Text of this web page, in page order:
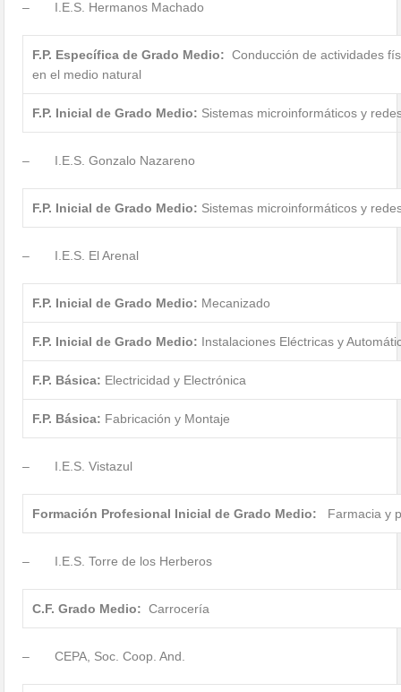
– I.E.S. Hermanos Machado
F.P. Específica de Grado Medio: Conducción de actividades
en el medio natural
F.P. Inicial de Grado Medio: Sistemas microinformáticos y
– I.E.S. Gonzalo Nazareno
F.P. Inicial de Grado Medio: Sistemas microinformáticos y
– I.E.S. El Arenal
F.P. Inicial de Grado Medio: Mecanizado
F.P. Inicial de Grado Medio: Instalaciones Eléctricas y
F.P. Básica: Electricidad y Electrónica
F.P. Básica: Fabricación y Montaje
– I.E.S. Vistazul
Formación Profesional Inicial de Grado Medio: Farmacia y
– I.E.S. Torre de los Herberos
C.F. Grado Medio: Carrocería
– CEPA, Soc. Coop. And.